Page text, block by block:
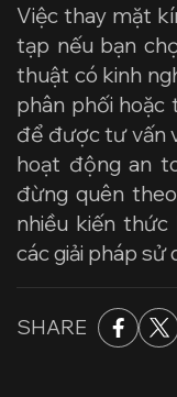
Việc thay mặt
tạp nếu bạn
thuật có kinh
phân phối hoặc
để được tư vấn
hoạt động an
đừng quên
nhiều kiến
các giải pháp sử
SHARE